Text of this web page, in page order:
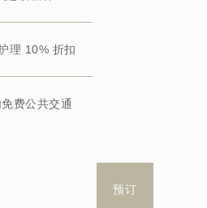
理 10% 折扣
免费公共交通
预订